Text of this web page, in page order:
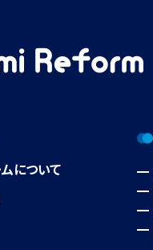
について